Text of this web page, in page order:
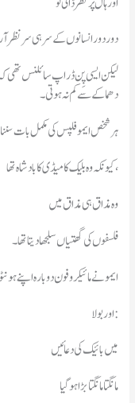
دور دور انسانوں کے سر ہی سر نظر
لیکن ایسی پِن ڈراپ سائلنس تھی
دھماکے سےکم نہ ہوتی۔
ہر شخص ایمو فلپس کی مکمل بات سننا
کیونکہ وہ بلیک کامیڈی کابادشاہ تھا،
وہ مذاق ہی مذاق میں
فلسفوں کی گھتیاں سلجھا دیتا تھا۔
ایمو نے مائیکروفون دوبارہ اپنے
اور بولا:
میں بائیک کی دعائیں
مانگتا مانگتابڑا ہو گیا